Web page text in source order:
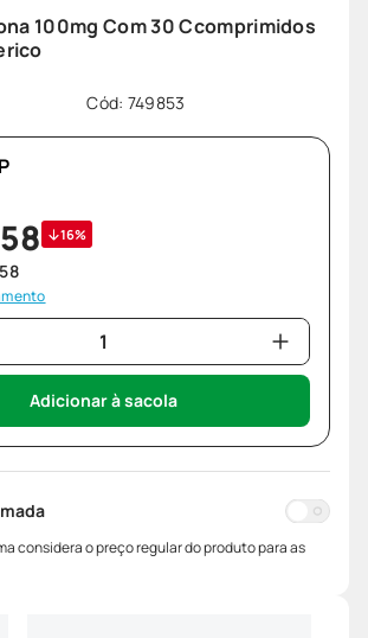
100mg Com 30 Ccomprimidos
Cód: 749853
58 16%
58
Adicionar à sacola
considera o preço regular do produto para as